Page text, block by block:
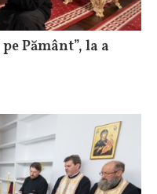
Pământ”, la a